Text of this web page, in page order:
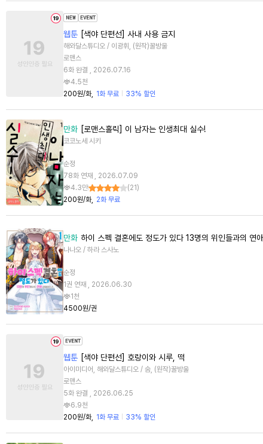
웹툰 [색야 단편선] 사내 사용 금지
해와달스튜디오 / 이광휘, (원작)꿀방울
로맨스
6화 완결 , 2026.07.16
4.5천
200원/화
1화 무료 33% 할인
만화 [로맨스홀릭] 이 남자는 인생최대 실수!
코코노세 시키
순정
78화 연재 , 2026.07.09
4.3만
(21 )
200원/화
2화 무료
만화 하이 스펙 결혼에도 정도가 있다 13명의 위인들과의 연
나나오 / 하라 스사노
순정
1권 연재 , 2026.06.30
1천
4500원/권
웹툰 [색야 단편선] 호랑이와 시루, 떡
아이미디어, 해와달스튜디오 / 숨, (원작)꿀방울
로맨스
5화 완결 , 2026.06.25
6.9천
200원/화
1화 무료 33% 할인